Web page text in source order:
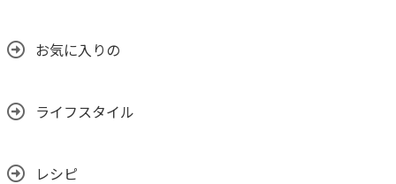
お気に入りの
ライフスタイル
レシピ